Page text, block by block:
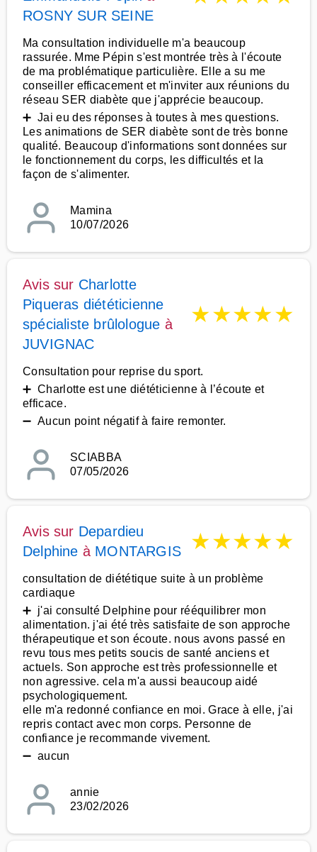
ROSNY SUR SEINE
Ma consultation individuelle m'a beaucoup
rassurée. Mme Pépin s'est montrée très à l'écoute
de ma problématique particulière. Elle a su me
conseiller efficacement et m'inviter aux réunions du
réseau SER diabète que j'apprécie beaucoup.
➕ Jai eu des réponses à toutes à mes questions.
Les animations de SER diabète sont de très bonne
qualité. Beaucoup d'informations sont données sur
le fonctionnement du corps, les difficultés et la
façon de s'alimenter.
Mamina
10/07/2026
Avis sur Charlotte
Piqueras diététicienne
spécialiste brûlologue à
JUVIGNAC
★★★★★
Consultation pour reprise du sport.
➕ Charlotte est une diététicienne à l’écoute et
efficace.
➖ Aucun point négatif à faire remonter.
SCIABBA
07/05/2026
Avis sur Depardieu
Delphine à MONTARGIS ★★★★★
consultation de diététique suite à un problème
cardiaque
➕ j'ai consulté Delphine pour rééquilibrer mon
alimentation. j'ai été très satisfaite de son approche
thérapeutique et son écoute. nous avons passé en
revu tous mes petits soucis de santé anciens et
actuels. Son approche est très professionnelle et
non agressive. cela m'a aussi beaucoup aidé
psychologiquement.
elle m'a redonné confiance en moi. Grace à elle, j'ai
repris contact avec mon corps. Personne de
confiance je recommande vivement.
➖ aucun
annie
23/02/2026